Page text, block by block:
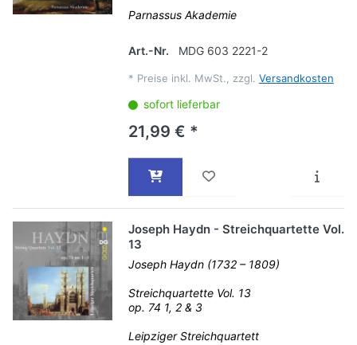
Parnassus Akademie
Art.-Nr. MDG 603 2221-2
* Preise inkl. MwSt., zzgl. Versandkosten
sofort lieferbar
21,99 € *
Joseph Haydn - Streichquartette Vol.
13
Joseph Haydn (1732 – 1809)
Streichquartette Vol. 13
op. 74 1, 2 & 3
Leipziger Streichquartett